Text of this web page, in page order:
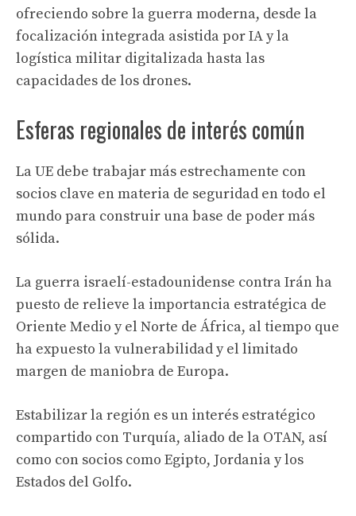
ofreciendo sobre la guerra moderna, desde la
focalización integrada asistida por IA y la
logística militar digitalizada hasta las
capacidades de los drones.
Esferas regionales de interés común
La UE debe trabajar más estrechamente con
socios clave en materia de seguridad en todo el
mundo para construir una base de poder más
sólida.
La guerra israelí-estadounidense contra Irán ha
puesto de relieve la importancia estratégica de
Oriente Medio y el Norte de África, al tiempo que
ha expuesto la vulnerabilidad y el limitado
margen de maniobra de Europa.
Estabilizar la región es un interés estratégico
compartido con Turquía, aliado de la OTAN, así
como con socios como Egipto, Jordania y los
Estados del Golfo.